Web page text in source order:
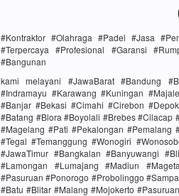
#Kontraktor #Olahraga #Padel #Jasa
#Terpercaya #Profesional #Garansi
#Bangunan
kami melayani #JawaBarat #Bandung
#Indramayu #Karawang #Kuningan
#Banjar #Bekasi #Cimahi #Cirebon
#Batang #Blora #Boyolali #Brebes #Cilacap
#Magelang #Pati #Pekalongan #Pemalang
#Tegal #Temanggung #Wonogiri
#JawaTimur #Bangkalan #Banyuwangi
#Lamongan #Lumajang #Madiun
#Pasuruan #Ponorogo #Probolinggo
#Batu #Blitar #Malang #Mojokerto